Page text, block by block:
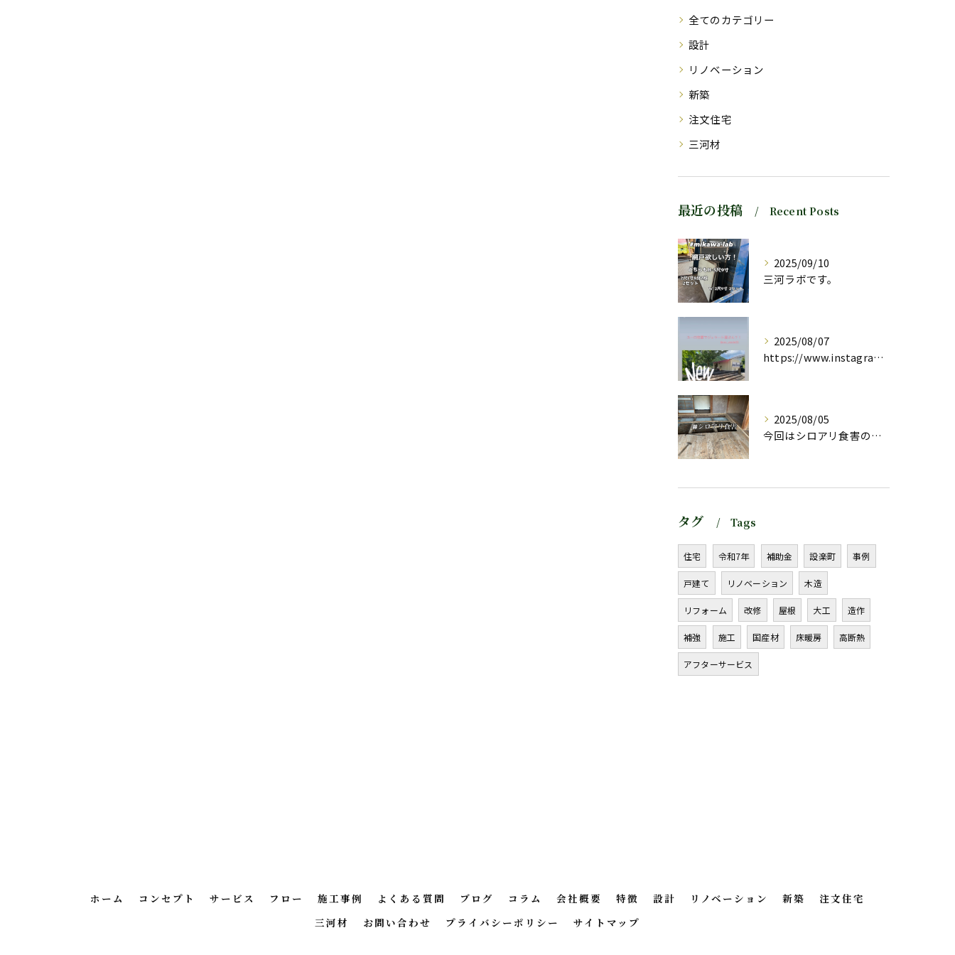
全てのカテゴリー
設計
リノベーション
新築
注文住宅
三河材
最近の投稿 Recent Posts
2025/09/10
三河ラボです。
2025/08/07
https://www.instagram.com/stor...
2025/08/05
今回はシロアリ食害のお宅の
タグ Tags
住宅 令和7年 補助金 設楽町 事例
戸建て リノベーション 木造
リフォーム 改修 屋根 大工 造作
補強 施工 国産材 床暖房 高断熱
アフターサービス
ホーム コンセプト サービス フロー 施工事例 よくある質問 ブログ コラム 会社概要 特徴 設計 リノベーション 新築
注文住宅
三河材
お問い合わせ プライバシーポリシー サイトマップ